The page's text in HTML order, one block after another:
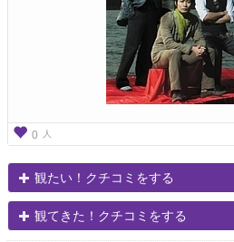
0 人
観たい！クチコミをする
観てきた！クチコミをする